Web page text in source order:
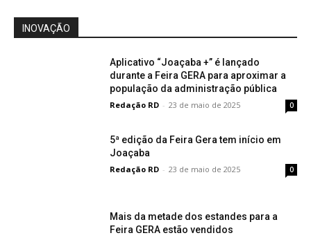
INOVAÇÃO
Aplicativo “Joaçaba +” é lançado
durante a Feira GERA para aproximar a
população da administração pública
Redação RD - 23 de maio de 2025 0
5ª edição da Feira Gera tem início em
Joaçaba
Redação RD - 23 de maio de 2025 0
Mais da metade dos estandes para a
Feira GERA estão vendidos